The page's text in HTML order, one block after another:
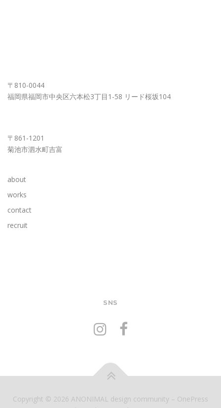
〒810-0044
福岡県福岡市中央区六本松3丁目1-58 リード桜坂104
〒861-1201
菊池市泗水町吉富
about
works
contact
recruit
SNS
Copyright © 2026 ANONIMAL design community – OnePress